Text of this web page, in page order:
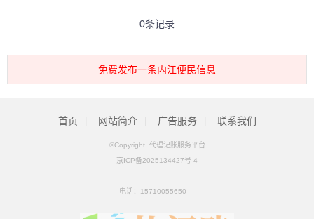
0条记录
免费发布一条内江便民信息
首页 网站简介 广告服务 联系我们
©Copyright 代理记账服务平台
京ICP备2025134427号-4
电话： 15710055650